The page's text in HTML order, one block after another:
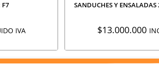
F7
IVA
SANDUCHES Y ENSALADAS
$13.000.000